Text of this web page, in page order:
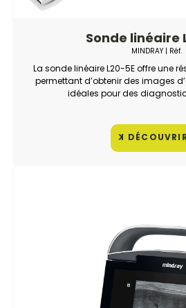
Sonde linéaire
MINDRAY| Réf.
La sonde linéaire L20-5E offre une
permettant d’obtenir des images
idéales pour des
DÉCOUVRIR